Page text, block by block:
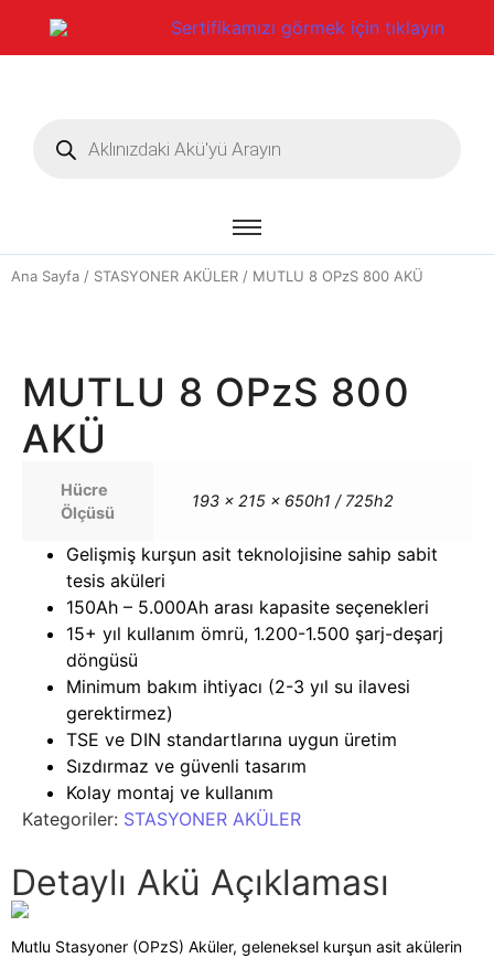
Sertifikamızı görmek için tıklayın
Ana Sayfa / STASYONER AKÜLER / MUTLU 8 OPzS 800 AKÜ
MUTLU 8 OPzS 800
AKÜ
Hücre
Ölçüsü
193 x 215 x 650h1 / 725h2
Gelişmiş kurşun asit teknolojisine sahip sabit
tesis aküleri
150Ah – 5.000Ah arası kapasite seçenekleri
15+ yıl kullanım ömrü, 1.200-1.500 şarj-deşarj
döngüsü
Minimum bakım ihtiyacı (2-3 yıl su ilavesi
gerektirmez)
TSE ve DIN standartlarına uygun üretim
Sızdırmaz ve güvenli tasarım
Kolay montaj ve kullanım
Kategoriler: STASYONER AKÜLER
Detaylı Akü Açıklaması
Mutlu Stasyoner (OPzS) Aküler, geleneksel kurşun asit akülerin